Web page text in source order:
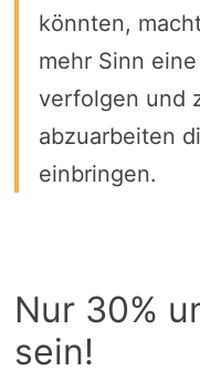
könnten,
mehr Sinn eine
verfolgen und
abzuarbeiten
einbringen.
Nur 30%
sein!